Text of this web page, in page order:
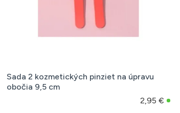
Sada 2 kozmetických pinziet na úpravu
obočia 9,5 cm
2,95 €